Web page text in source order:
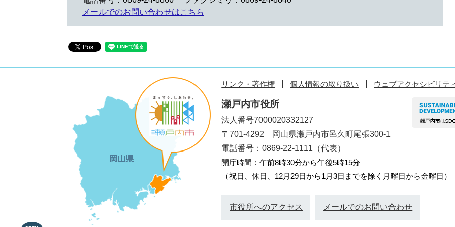
メールでのお問い合わせはこちら
リンク・著作権 個人情報の取り扱い ウェブアクセシビリテ
瀬戸内市役所
法人番号7000020332127
〒701-4292 岡山県瀬戸内市邑久町尾張300-1
電話番号：0869-22-1111（代表）
開庁時間：午前8時30分から午後5時15分
（祝日、休日、12月29日から1月3日までを除く月曜日から金曜日）
市役所へのアクセス メールでのお問い合わせ